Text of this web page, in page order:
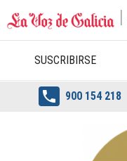
SUSCRIBIRSE
 900 154 218